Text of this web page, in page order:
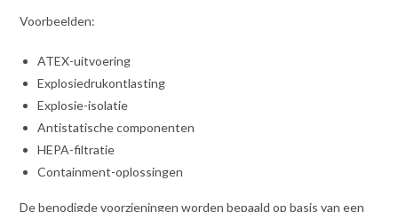
Voorbeelden:
ATEX-uitvoering
Explosiedrukontlasting
Explosie-isolatie
Antistatische componenten
HEPA-filtratie
Containment-oplossingen
De benodigde voorzieningen worden bepaald op basis van een